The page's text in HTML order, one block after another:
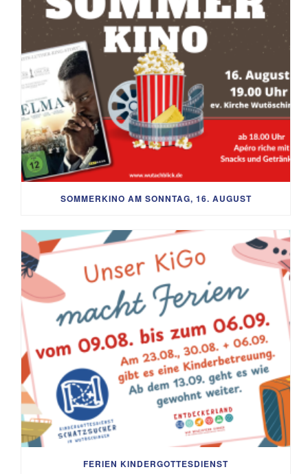
SOMMERKINO AM SONNTAG, 16. AUGUST
FERIEN KINDERGOTTESDIENST